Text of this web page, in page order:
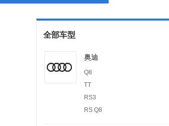
全部车型
奥迪
Q8
TT
RS3
RS Q8